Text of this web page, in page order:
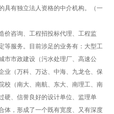
具有独立法人资格的中介机构。（一
价咨询、工程招投标代理、工程监
等服务。目前涉足的业务有：大型工
市市政建设（污水处理厂、高速公
业（万科、万达、中海、九龙仓、保
校（南大、南航、东大、南理工、南
硬、信誉良好的设计单位、监理单
体，形成了一个既有宽度、又有深度